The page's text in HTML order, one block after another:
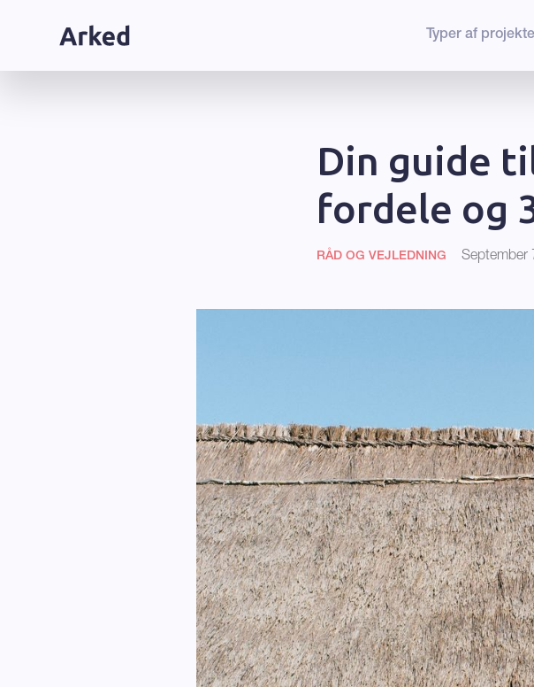
Typer af
Din guide
fordele og
RÅD OG VEJLEDNING September